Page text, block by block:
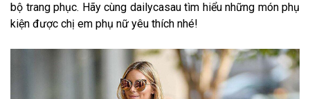
bộ trang phục. Hãy cùng dailycasau tìm hiểu những món phụ
kiện được chị em phụ nữ yêu thích nhé!